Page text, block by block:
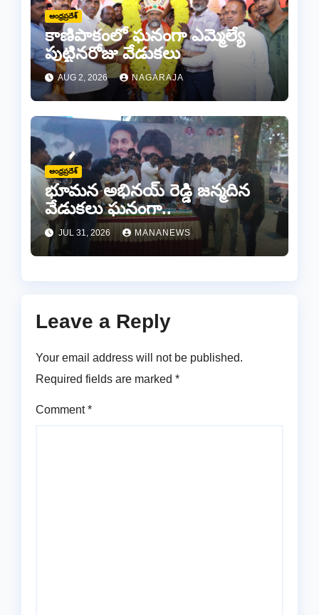
ఆంధ్రప్రదేశ్
కాణిపాకంలో ఘనంగా ఎమ్మెల్యే
పుట్టినరోజు వేడుకలు
AUG 2, 2026 NAGARAJA
ఆంధ్రప్రదేశ్
భూమన అభినయ్ రెడ్డి జన్మదిన
వేడుకలు ఘనంగా..
JUL 31, 2026 MANANEWS
Leave a Reply
Your email address will not be published.
Required fields are marked *
Comment*